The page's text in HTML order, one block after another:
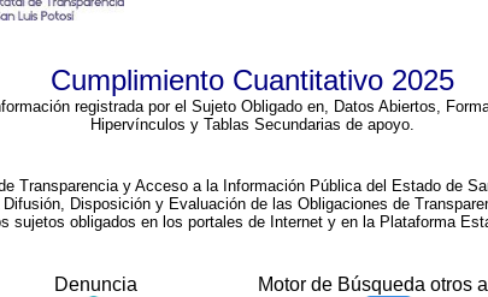
Cumplimiento Cuantitativo 2025
registrada por el Sujeto Obligado en, Datos Abiertos,
Hipervínculos y Tablas Secundarias de apoyo.
Transparencia y Acceso a la Información Pública del Estado de
Disposición y Evaluación de las Obligaciones de
sujetos obligados en los portales de Internet y en la Plataforma
Denuncia Motor de Búsqueda otros